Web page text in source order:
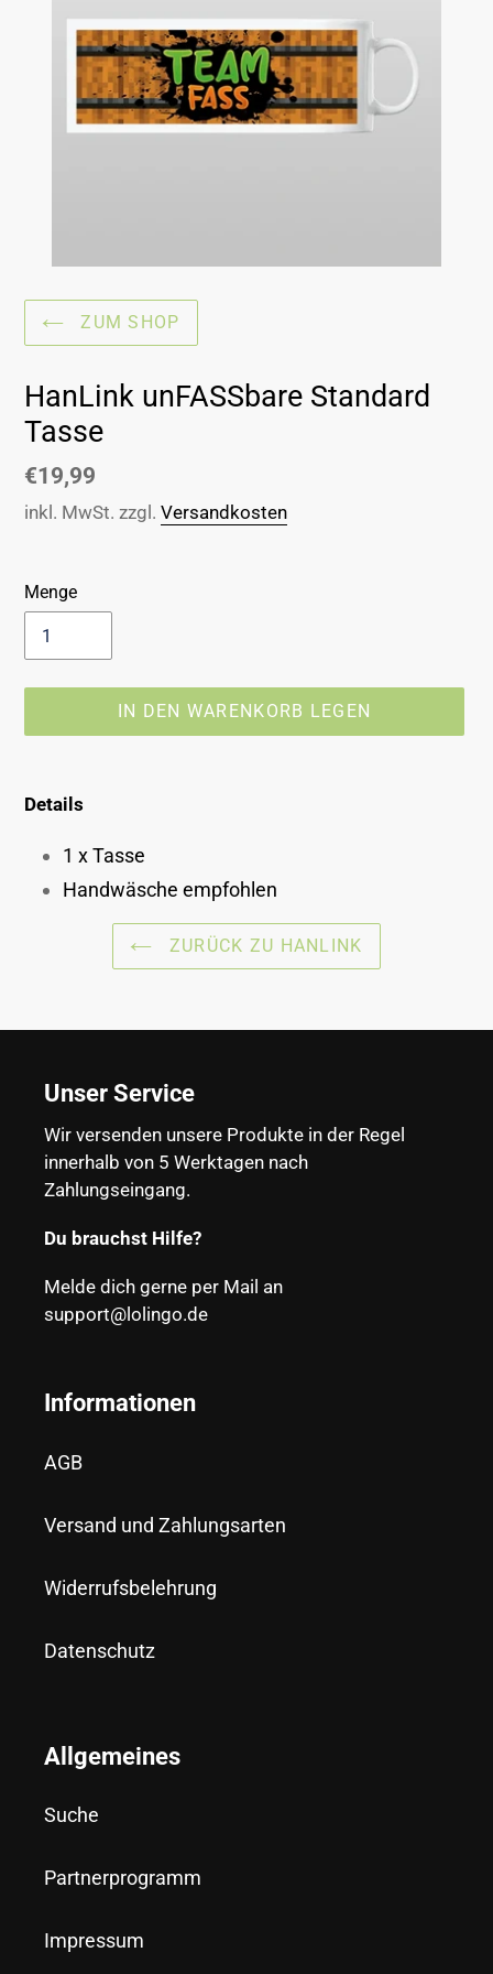
ZUM SHOP
HanLink unFASSbare Standard
Tasse
Normaler
Preis
€19,99
inkl. MwSt. zzgl. Versandkosten
Menge
IN DEN WARENKORB LEGEN
wird
Warenkorb
hinzugefügt
Details
1 x Tasse
Handwäsche empfohlen
ZURÜCK ZU HANLINK
Unser Service
Wir versenden unsere Produkte in der Regel
innerhalb von 5 Werktagen nach
Zahlungseingang.
Du brauchst Hilfe?
Melde dich gerne per Mail an
support@lolingo.de
Informationen
AGB
Versand und Zahlungsarten
Widerrufsbelehrung
Datenschutz
Allgemeines
Suche
Partnerprogramm
Impressum